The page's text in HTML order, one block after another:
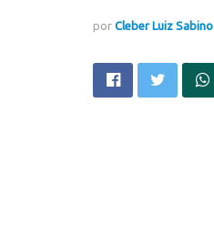
por Cleber Luiz Sabino